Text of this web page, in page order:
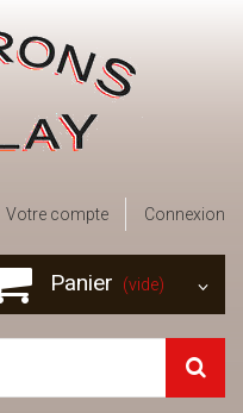
Connexion
Votre compte
Panier (vide)